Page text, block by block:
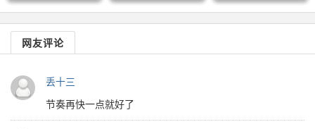
网友评论
丢十三
节奏再快一点就好了